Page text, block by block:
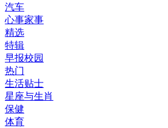
汽车
心事家事
精选
特辑
早报校园
热门
生活贴士
星座与生肖
保健
体育